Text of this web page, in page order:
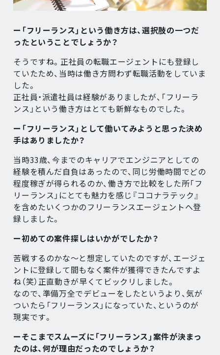
ー「フリーランス」という働き方は、選択肢の一つだ
ったということでしょうか？
そうですね。正社員の転職エージェントにも登録し
ていたため、当時は働き方問わず転職活動をしていま
した。
正社員・派遣社員は経験がありましたが、「フリーラ
ンス」という働き方はとても新鮮なものでした。
ー「フリーランス」として働いてみようと思った決め
手はありましたか？
当時33歳、今までのキャリアでエンジニアとしての
経験を積んだ自負はあったので、同じ労働時間でどの
程度稼ぎが得られるのか、働き方で比較をした所「フ
リーランス」にとても魅力を感じ『ココナラテック』
を含めたいくつかのフリーランスエージェントへ登
録しました。
ー初めての案件探しはいかがでしたか？
苦戦するのかな～と想定していたのですが、エージェ
ントに登録して間もなく案件が獲得できたんですよ
ね（笑）正直動きが早くてビックリしました。
なので、準備万全でデビューをしたというより、気が
ついたら「フリーランス」になっていた、というのが
現実です。
ーそこまでスムーズに「フリーランス」案件が決まっ
たのは、何が理由だったのでしょうか？